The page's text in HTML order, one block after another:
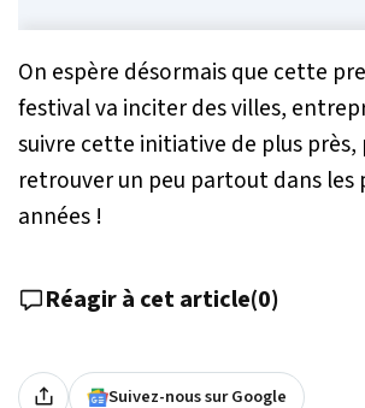
On espère désormais que cette
festival va inciter des villes,
suivre cette initiative de plus près,
retrouver un peu partout dans les
années !
Réagir à cet article(0)
Suivez-nous sur Google